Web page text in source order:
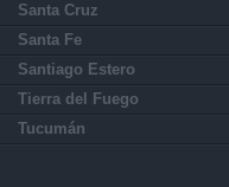
Santa Cruz
Santa Fe
Santiago Estero
Tierra del Fuego
Tucumán